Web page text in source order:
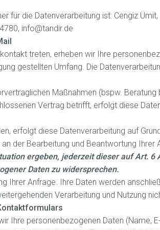
für die Datenverarbeitung ist: Cengiz
info@tandir.de
treten, erheben wir Ihre
gestellten Umfang. Die
Maßnahmen (bspw.
Vertrag betrifft, erfolgt diese
erfolgt diese Datenverarbeitung auf
der Bearbeitung und Beantwortung Ihrer
ergeben, jederzeit dieser auf Art. 6
Daten zu widersprechen.
Ihrer Anfrage. Ihre Daten werden
Verarbeitung und Nutzung
Ihre personenbezogenen Daten (Name,